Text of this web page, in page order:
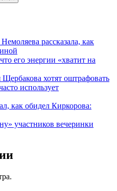
рассказала, как
его энергии «хватит на
хотят оштрафовать
использует
как обидел Киркорова:
участников вечеринки